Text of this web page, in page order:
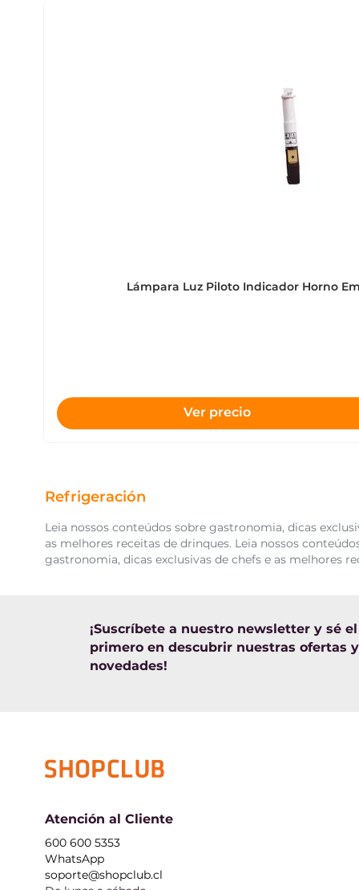
Lámpara Luz Piloto Indicador Horno
Ver precio
Refrigeración
Leia nossos conteúdos sobre gastronomia, dicas
as melhores receitas de drinques. Leia nossos
gastronomia, dicas exclusivas de chefs e as melhores
¡Suscríbete a nuestro newsletter y sé el
primero en descubrir nuestras ofertas y
novedades!
Atención al Cliente
600 600 5353
WhatsApp
soporte@shopclub.cl